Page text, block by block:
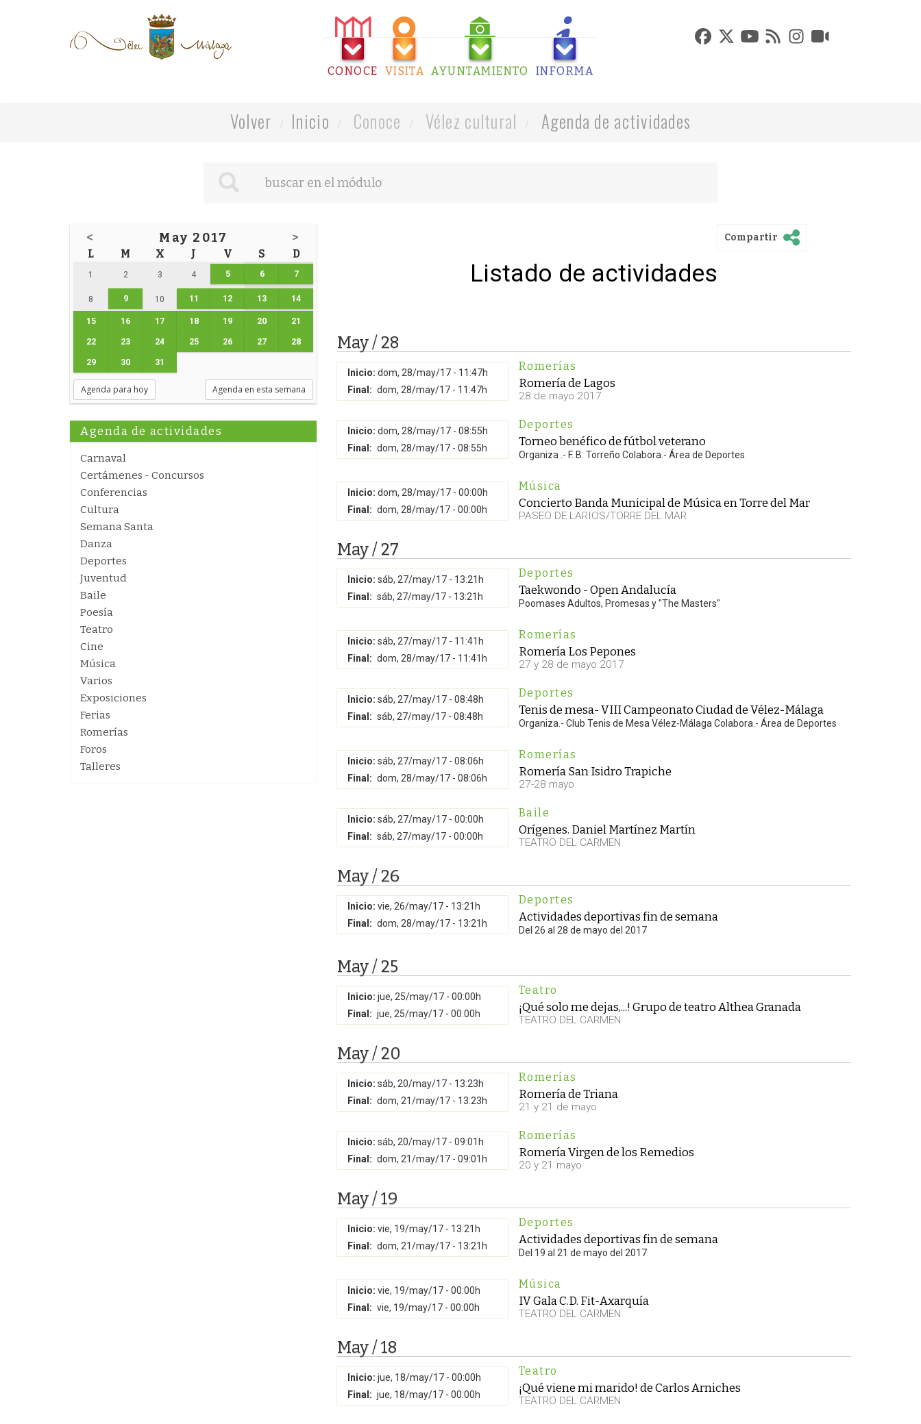
CONOCE VISITA AYUNTAMIENTO INFORMA
Volver Inicio Conoce Vélez cultural Agenda de actividades
< May 2017 >
L M X J V S D
1 2 3 4 5 6 7
8 9 10 11 12 13 14
15 16 17 18 19 20 21
22 23 24 25 26 27 28
29 30 31
Agenda para hoy Agenda en esta semana
Agenda de actividades
Carnaval
Certámenes - Concursos
Conferencias
Cultura
Semana Santa
Danza
Deportes
Juventud
Baile
Poesía
Teatro
Cine
Música
Varios
Exposiciones
Ferias
Romerías
Foros
Talleres
Compartir
Listado de actividades
May / 28
Inicio: dom, 28/may/17 - 11:47h
Final: dom, 28/may/17 - 11:47h
Romerías
Romería de Lagos
28 de mayo 2017
Inicio: dom, 28/may/17 - 08:55h
Final: dom, 28/may/17 - 08:55h
Deportes
Torneo benéfico de fútbol veterano
Organiza .- F. B. Torreño Colabora.- Área de Deportes
Inicio: dom, 28/may/17 - 00:00h
Final: dom, 28/may/17 - 00:00h
Música
Concierto Banda Municipal de Música en Torre del Mar
PASEO DE LARIOS/TORRE DEL MAR
May / 27
Inicio: sáb, 27/may/17 - 13:21h
Final: sáb, 27/may/17 - 13:21h
Deportes
Taekwondo - Open Andalucía
Poomases Adultos, Promesas y "The Masters"
Inicio: sáb, 27/may/17 - 11:41h
Final: dom, 28/may/17 - 11:41h
Romerías
Romería Los Pepones
27 y 28 de mayo 2017
Inicio: sáb, 27/may/17 - 08:48h
Final: sáb, 27/may/17 - 08:48h
Deportes
Tenis de mesa- VIII Campeonato Ciudad de Vélez-Málaga
Organiza.- Club Tenis de Mesa Vélez-Málaga Colabora.- Área de Deportes
Inicio: sáb, 27/may/17 - 08:06h
Final: dom, 28/may/17 - 08:06h
Romerías
Romería San Isidro Trapiche
27-28 mayo
Inicio: sáb, 27/may/17 - 00:00h
Final: sáb, 27/may/17 - 00:00h
Baile
Orígenes. Daniel Martínez Martín
TEATRO DEL CARMEN
May / 26
Inicio: vie, 26/may/17 - 13:21h
Final: dom, 28/may/17 - 13:21h
Deportes
Actividades deportivas fin de semana
Del 26 al 28 de mayo del 2017
May / 25
Inicio: jue, 25/may/17 - 00:00h
Final: jue, 25/may/17 - 00:00h
Teatro
¡Qué solo me dejas,...! Grupo de teatro Althea Granada
TEATRO DEL CARMEN
May / 20
Inicio: sáb, 20/may/17 - 13:23h
Final: dom, 21/may/17 - 13:23h
Romerías
Romería de Triana
21 y 21 de mayo
Inicio: sáb, 20/may/17 - 09:01h
Final: dom, 21/may/17 - 09:01h
Romerías
Romería Virgen de los Remedios
20 y 21 mayo
May / 19
Inicio: vie, 19/may/17 - 13:21h
Final: dom, 21/may/17 - 13:21h
Deportes
Actividades deportivas fin de semana
Del 19 al 21 de mayo del 2017
Inicio: vie, 19/may/17 - 00:00h
Final: vie, 19/may/17 - 00:00h
Música
IV Gala C.D. Fit-Axarquía
TEATRO DEL CARMEN
May / 18
Inicio: jue, 18/may/17 - 00:00h
Final: jue, 18/may/17 - 00:00h
Teatro
¡Qué viene mi marido! de Carlos Arniches
TEATRO DEL CARMEN